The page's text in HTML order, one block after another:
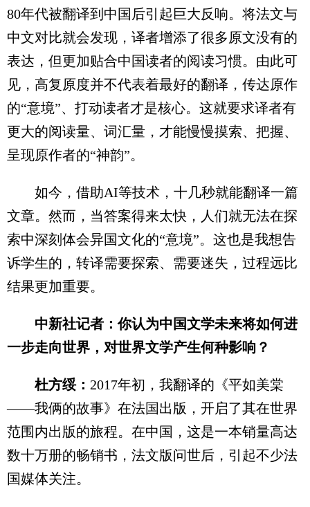
80年代被翻译到中国后引起巨大反响。将法文与
中文对比就会发现，译者增添了很多原文没有的
表达，但更加贴合中国读者的阅读习惯。由此可
见，高复原度并不代表着最好的翻译，传达原作
的“意境”、打动读者才是核心。这就要求译者有
更大的阅读量、词汇量，才能慢慢摸索、把握、
呈现原作者的“神韵”。
如今，借助AI等技术，十几秒就能翻译一篇
文章。然而，当答案得来太快，人们就无法在探
索中深刻体会异国文化的“意境”。这也是我想告
诉学生的，转译需要探索、需要迷失，过程远比
结果更加重要。
中新社记者：你认为中国文学未来将如何进
一步走向世界，对世界文学产生何种影响？
杜方绥： 2017年初，我翻译的《平如美棠
——我俩的故事》在法国出版，开启了其在世界
范围内出版的旅程。在中国，这是一本销量高达
数十万册的畅销书，法文版问世后，引起不少法
国媒体关注。